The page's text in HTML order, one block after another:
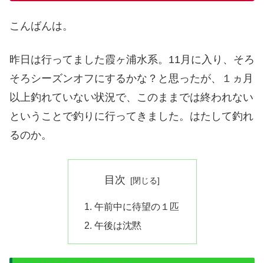
こんばんは。
昨日は行ってました霞ヶ浦水系。11月に入り、そろ
そろシーズンオフにするかな？と思ったが、１ヵ月
以上釣れていない状況で、このままでは終われない
ということで釣りに行ってきました。はたして釣れ
るのか。
目次
午前中に待望の１匹
午後は沈黙